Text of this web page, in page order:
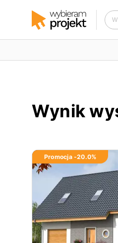
Wynik
Promocja -20.0%